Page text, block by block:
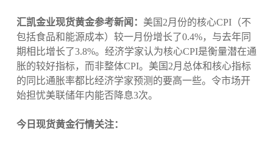
汇凯金业现货黄金参考新闻： 美国2月份的核心CPI（不
包括食品和能源成本）较一月份增长了0.4%，与去年同
期相比增长了3.8%。经济学家认为核心CPI是衡量潜在通
胀的较好指标，而非整体CPI。美国2月总体和核心指标
的同比通胀率都比经济学家预测的要高一些。令市场开
始担忧美联储年内能否降息3次。
今日现货黄金行情关注：